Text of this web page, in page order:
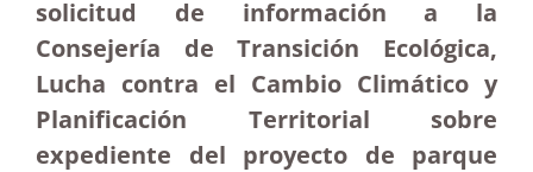
solicitud de información a la
Consejería de Transición Ecológica,
Lucha contra el Cambio Climático y
Planificación Territorial sobre
expediente del proyecto de parque